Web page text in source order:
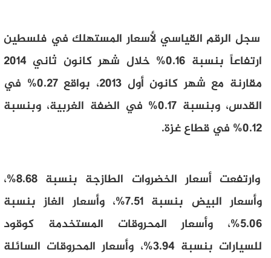
سجل الرقم القياسي لأسعار المستهلك في فلسطين
ارتفاعاً بنسبة 0.16% خلال شهر كانون ثاني 2014
مقارنة مع شهر كانون أول 2013، بواقع 0.27% في
القدس، وبنسبة 0.17% في الضفة الغربية، وبنسبة
0.12% في قطاع غزة.
وارتفعت أسعار الخضروات الطازجة بنسبة 8.68%،
وأسعار البيض بنسبة 7.51%، وأسعار الغاز بنسبة
5.06%، وأسعار المحروقات المستخدمة كوقود
للسيارات بنسبة 3.94%، وأسعار المحروقات السائلة